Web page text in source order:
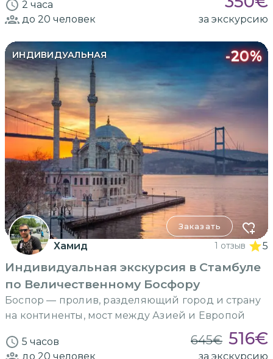
2 часа
до 20 человек за экскурсию
ИНДИВИДУАЛЬНАЯ -20%
Заказать
Хамид 1 отзыв 5
Индивидуальная экскурсия в Стамбуле
по Величественному Босфору
Боспор — пролив, разделяющий город и страну
на континенты, мост между Азией и Европой
5 часов 645€ 516€
до 20 человек за экскурсию